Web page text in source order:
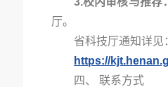
厅。
省科技厅通知详见
https://
四、 联系方式